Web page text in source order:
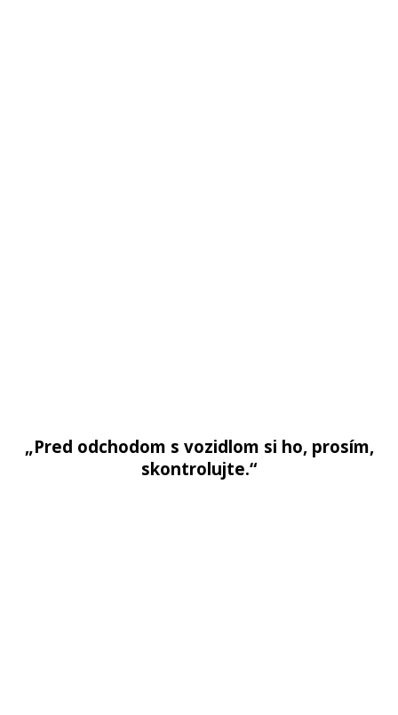
„Pred odchodom s vozidlom si ho, prosím,
skontrolujte.“